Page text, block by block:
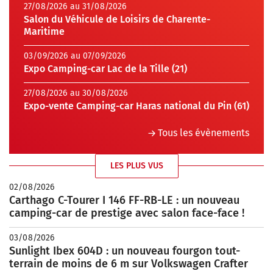
27/08/2026 au 31/08/2026
Salon du Véhicule de Loisirs de Charente-
Maritime
03/09/2026 au 07/09/2026
Expo Camping-car Lac de la Tille (21)
27/08/2026 au 30/08/2026
Expo-vente Camping-car Haras national du Pin (61)
Tous les évènements
LES PLUS VUS
02/08/2026
Carthago C-Tourer I 146 FF-RB-LE : un nouveau
camping-car de prestige avec salon face-face !
03/08/2026
Sunlight Ibex 604D : un nouveau fourgon tout-
terrain de moins de 6 m sur Volkswagen Crafter